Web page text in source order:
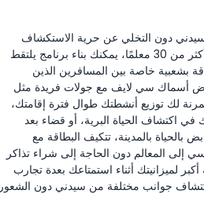
المزيد من سيدني دون التخلي عن حرية الاستكشاف
وفق إيقاعهم الخاص. من خلال اختيار أي أربع تجارب من قائمة كبيرة ومتنوعة تضم أكثر من 30 معلمًا، يمكنك بناء برنامج يلتقط
بشعبية خاصة بين المسافرين الذين
حوض أسماك سي لايف مع جولات فريدة مثل
لك توزيع أنشطتك طوال فترة إقامتك،
صباحك في اكتشاف الحياة البرية، أو قضاء بعد
بالحياة بالمدينة، تتكيف البطاقة مع
المعالم دون الحاجة إلى شراء تذاكر
لميزانيتك أثناء استمتاعك بعدة تجارب
اكتشاف جوانب مختلفة من سيدني دون الشعور